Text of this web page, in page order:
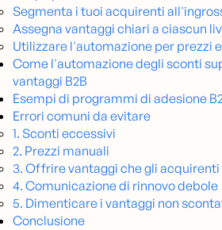
Segmenta i tuoi acquirenti
Assegna vantaggi chiari a ciascun
Utilizzare l'automazione per prezzi
Come l'automazione degli sconti
vantaggi B2B
Esempi di programmi di adesione
Errori comuni da evitare
1. Sconti eccessivi
2. Prezzi manuali
3. Offrire vantaggi che gli
4. Comunicazione di rinnovo debole
5. Dimenticare i vantaggi non
Conclusione